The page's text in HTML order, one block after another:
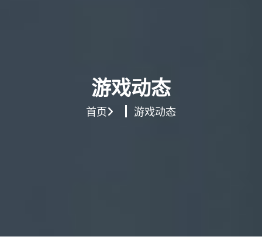
游戏动态
首页 游戏动态